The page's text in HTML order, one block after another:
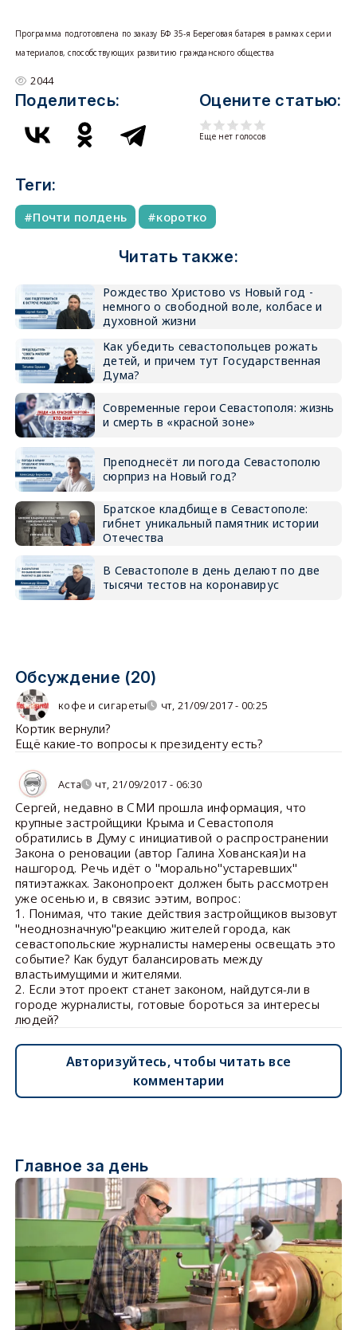
Программа подготовлена по заказу БФ 35-я Береговая батарея в рамках серии
материалов, способствующих развитию гражданского общества
2044
Поделитесь: Оцените статью:
Еще нет голосов
Теги:
Почти полдень коротко
Читать также:
Рождество Христово vs Новый год -
немного о свободной воле, колбасе и
духовной жизни
Как убедить севастопольцев рожать
детей, и причем тут Государственная
Дума?
Современные герои Севастополя: жизнь
и смерть в «красной зоне»
Преподнесёт ли погода Севастополю
сюрприз на Новый год?
Братское кладбище в Севастополе:
гибнет уникальный памятник истории
Отечества
В Севастополе в день делают по две
тысячи тестов на коронавирус
Обсуждение (20)
кофе и сигареты чт, 21/09/2017 - 00:25
Кортик вернули?
Ещё какие-то вопросы к президенту есть?
Аста чт, 21/09/2017 - 06:30
Сергей, недавно в СМИ прошла информация, что
крупные застройщики Крыма и Севастополя
обратились в Думу с инициативой о распространении
Закона о реновации (автор Галина Хованская)и на
нашгород. Речь идёт о "морально"устаревших"
пятиэтажках. Законопроект должен быть рассмотрен
уже осенью и, в связис ээтим, вопрос:
1. Понимая, что такие действия застройщиков вызовут
"неоднозначную"реакцию жителей города, как
севастопольские журналисты намерены освещать это
событие? Как будут балансировать между
властьимущими и жителями.
2. Если этот проект станет законом, найдутся-ли в
городе журналисты, готовые бороться за интересы
людей?
Авторизуйтесь, чтобы читать все
комментарии
Главное за день